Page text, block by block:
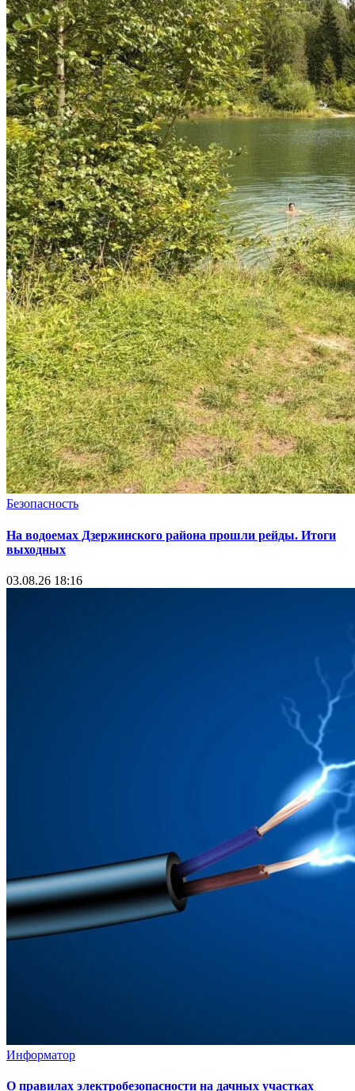
Безопасность
На водоемах Дзержинского района прошли рейды. Итоги
выходных
03.08.26 18:16
Информатор
О правилах электробезопасности на дачных участках